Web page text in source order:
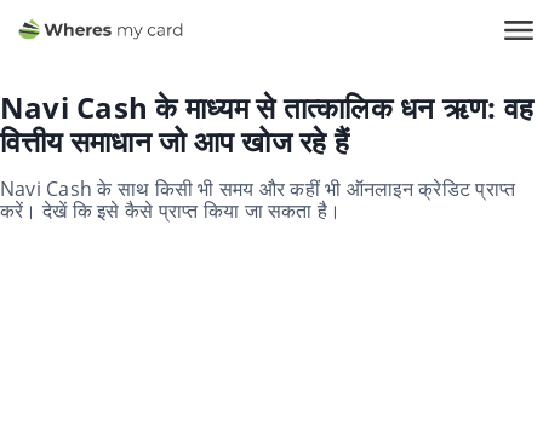
Navi Cash के माध्यम से तात्कालिक धन ऋण: वह
वित्तीय समाधान जो आप खोज रहे हैं
Navi Cash के साथ किसी भी समय और कहीं भी ऑनलाइन क्रेडिट प्राप्त
करें। देखें कि इसे कैसे प्राप्त किया जा सकता है।